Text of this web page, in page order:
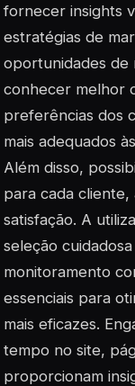
fornecer insights
estratégias de
oportunidades de
conhecer melhor
preferências dos
mais adequados
Além disso,
para cada cliente,
satisfação. A
seleção
monitoramento
essenciais para
mais eficazes.
tempo no site,
proporcionam